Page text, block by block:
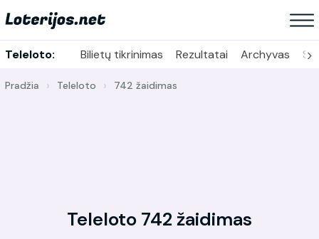
Teleloto: Bilietų tikrinimas Rezultatai Archyvas ›
Pradžia Teleloto 742 žaidimas
Teleloto 742 žaidimas